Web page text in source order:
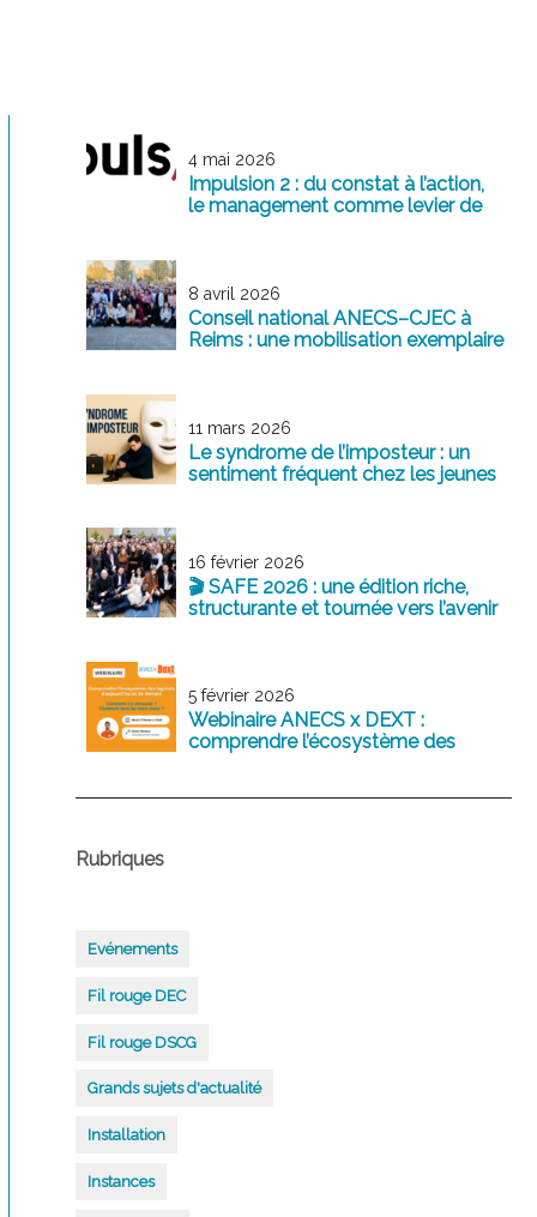
4 mai 2026
Impulsion 2 : du constat à l’action,
le management comme levier de
8 avril 2026
Conseil national ANECS–CJEC à
Reims : une mobilisation exemplaire
11 mars 2026
Le syndrome de l’imposteur : un
sentiment fréquent chez les jeunes
16 février 2026
🎬 SAFE 2026 : une édition riche,
structurante et tournée vers l’avenir
5 février 2026
Webinaire ANECS x DEXT :
comprendre l’écosystème des
Rubriques
Evénements
Fil rouge DEC
Fil rouge DSCG
Grands sujets d'actualité
Installation
Instances